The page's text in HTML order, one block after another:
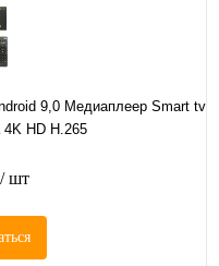
9,0 Медиаплеер Smart tv
4K HD H.265
/ шт